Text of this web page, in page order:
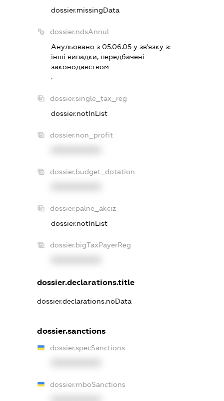
dossier.missingData
dossier.ndsAnnul
Анульовано з 05.06.05 у зв'язку з:
iншi випадки, передбаченi
законодавством
.
dossier.single_tax_reg
dossier.notInList
dossier.non_profit
dossier.budget_dotation
dossier.palne_akciz
dossier.notInList
dossier.bigTaxPayerReg
dossier.declarations.title
dossier.declarations.noData
dossier.sanctions
dossier.specSanctions
dossier.rnboSanctions